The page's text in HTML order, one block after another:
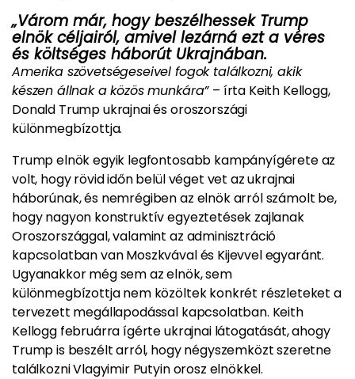
„Várom már, hogy beszélhessek Trump
elnök céljairól, amivel lezárná ezt a véres
és költséges háborút Ukrajnában.
Amerika szövetségeseivel fogok találkozni, akik
készen állnak a közös munkára” – írta Keith Kellogg,
Donald Trump ukrajnai és oroszországi
különmegbízottja.
Trump elnök egyik legfontosabb kampányígérete az
volt, hogy rövid időn belül véget vet az ukrajnai
háborúnak, és nemrégiben az elnök arról számolt be,
hogy nagyon konstruktív egyeztetések zajlanak
Oroszországgal, valamint az adminisztráció
kapcsolatban van Moszkvával és Kijevvel egyaránt.
Ugyanakkor még sem az elnök, sem
különmegbízottja nem közöltek konkrét részleteket a
tervezett megállapodással kapcsolatban. Keith
Kellogg februárra ígérte ukrajnai látogatását, ahogy
Trump is beszélt arról, hogy négyszemközt szeretne
találkozni Vlagyimir Putyin orosz elnökkel.